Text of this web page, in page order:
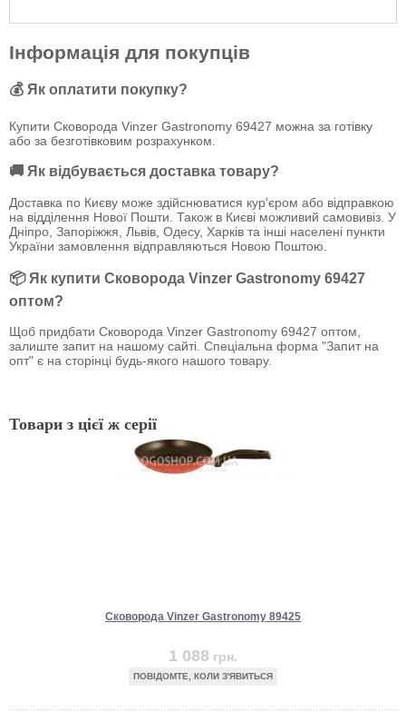
Інформація для покупців
💰 Як оплатити покупку?
Купити Сковорода Vinzer Gastronomy 69427 можна за готівку
або за безготівковим розрахунком.
🚚 Як відбувається доставка товару?
Доставка по Києву може здійснюватися кур'єром або відправкою
на відділення Нової Пошти. Також в Києві можливий самовивіз. У
Дніпро, Запоріжжя, Львів, Одесу, Харків та інші населені пункти
України замовлення відправляються Новою Поштою.
📦 Як купити Сковорода Vinzer Gastronomy 69427
оптом?
Щоб придбати Сковорода Vinzer Gastronomy 69427 оптом,
залиште запит на нашому сайті. Спеціальна форма "Запит на
опт" є на сторінці будь-якого нашого товару.
Товари з цієї ж серії
Сковорода Vinzer Gastronomy 89425
1 088 грн.
ПОВІДОМТЕ, КОЛИ З'ЯВИТЬСЯ